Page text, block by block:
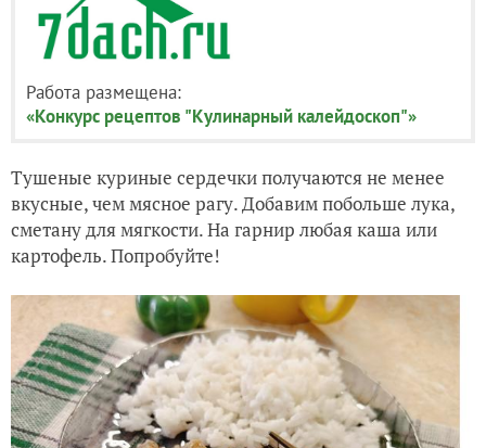
Работа размещена:
«Конкурс рецептов "Кулинарный калейдоскоп"»
Тушеные куриные сердечки получаются не менее
вкусные, чем мясное рагу. Добавим побольше лука,
сметану для мягкости. На гарнир любая каша или
картофель. Попробуйте!